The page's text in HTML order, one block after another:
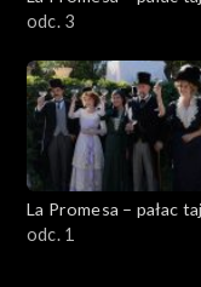
odc. 3
La Promesa – pałac
odc. 1